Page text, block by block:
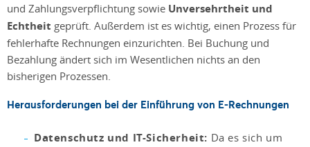
und Zahlungsverpflichtung sowie Unversehrtheit und
Echtheit geprüft. Außerdem ist es wichtig, einen Prozess für
fehlerhafte Rechnungen einzurichten. Bei Buchung und
Bezahlung ändert sich im Wesentlichen nichts an den
bisherigen Prozessen.
Herausforderungen bei der Einführung von E-Rechnungen
Datenschutz und IT-Sicherheit: Da es sich um